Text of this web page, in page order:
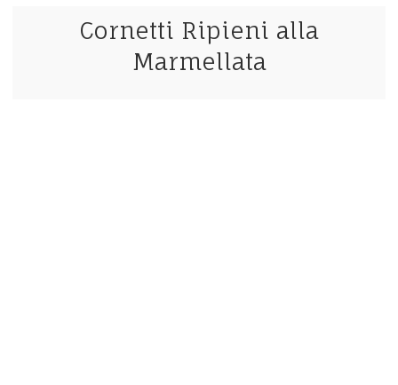
Cornetti Ripieni alla
Marmellata